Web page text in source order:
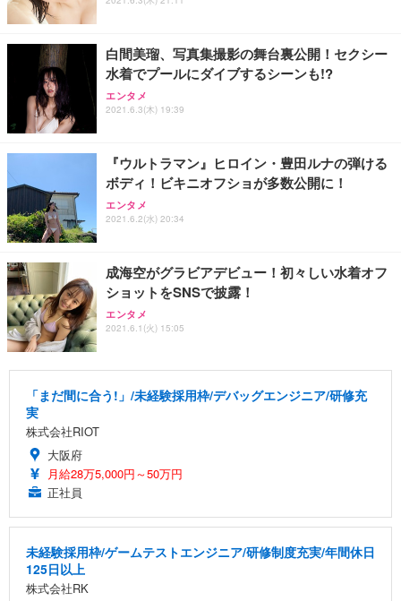
白間美瑠、写真集撮影の舞台裏公開！セクシー
水着でプールにダイブするシーンも!?
エンタメ
2021.6.3(木) 19:39
『ウルトラマン』ヒロイン・豊田ルナの弾ける
ボディ！ビキニオフショが多数公開に！
エンタメ
2021.6.2(水) 20:34
成海空がグラビアデビュー！初々しい水着オフ
ショットをSNSで披露！
エンタメ
2021.6.1(火) 15:05
「まだ間に合う!」/未経験採用枠/デバッグエンジニア/研修充
実
株式会社RIOT
大阪府
月給28万5,000円～50万円
正社員
未経験採用枠/ゲームテストエンジニア/研修制度充実/年間休日
125日以上
株式会社RK